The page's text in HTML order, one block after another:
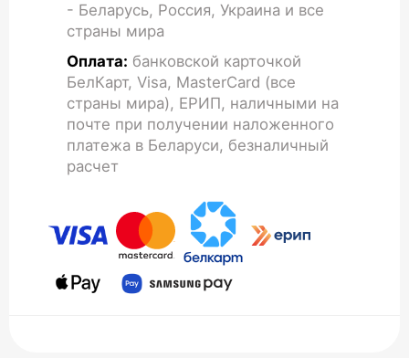
- Беларусь, Россия, Украина и все
страны мира
Оплата: банковской карточкой
БелКарт, Visa, MasterCard (все
страны мира), ЕРИП, наличными на
почте при получении наложенного
платежа в Беларуси, безналичный
расчет